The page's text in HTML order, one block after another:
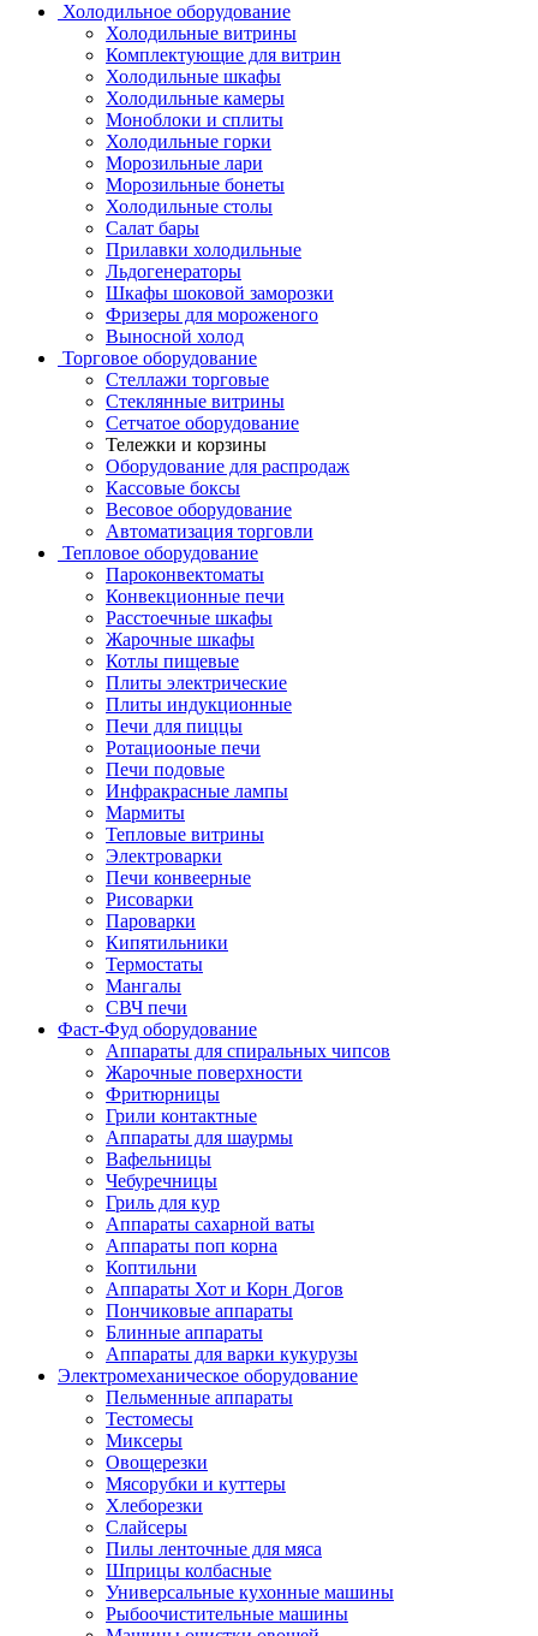
Холодильное оборудование
Холодильные витрины
Комплектующие для витрин
Холодильные шкафы
Холодильные камеры
Моноблоки и сплиты
Холодильные горки
Морозильные лари
Морозильные бонеты
Холодильные столы
Салат бары
Прилавки холодильные
Льдогенераторы
Шкафы шоковой заморозки
Фризеры для мороженого
Выносной холод
Торговое оборудование
Стеллажи торговые
Стеклянные витрины
Сетчатое оборудование
Тележки и корзины
Оборудование для распродаж
Кассовые боксы
Весовое оборудование
Автоматизация торговли
Тепловое оборудование
Пароконвектоматы
Конвекционные печи
Расстоечные шкафы
Жарочные шкафы
Котлы пищевые
Плиты электрические
Плиты индукционные
Печи для пиццы
Ротациооные печи
Печи подовые
Инфракрасные лампы
Мармиты
Тепловые витрины
Электроварки
Печи конвеерные
Рисоварки
Пароварки
Кипятильники
Термостаты
Мангалы
СВЧ печи
Фаст-Фуд оборудование
Аппараты для спиральных чипсов
Жарочные поверхности
Фритюрницы
Грили контактные
Аппараты для шаурмы
Вафельницы
Чебуречницы
Гриль для кур
Аппараты сахарной ваты
Аппараты поп корна
Коптильни
Аппараты Хот и Корн Догов
Пончиковые аппараты
Блинные аппараты
Аппараты для варки кукурузы
Электромеханическое оборудование
Пельменные аппараты
Тестомесы
Миксеры
Овощерезки
Мясорубки и куттеры
Хлеборезки
Слайсеры
Пилы ленточные для мяса
Шприцы колбасные
Универсальные кухонные машины
Рыбоочистительные машины